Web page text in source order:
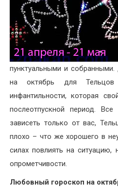
пунктуальными и
на октябрь для
инфантильности, которая
послеотпускной период.
зависеть только от вас,
плохо – что же хорошего в
силах повлиять на ситуацию,
опрометчивости.
Любовный гороскоп на